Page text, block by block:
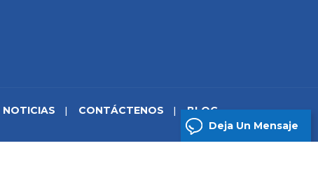
NOTICIAS CONTÁCTENOS BLOG
Deja Un Mensaje